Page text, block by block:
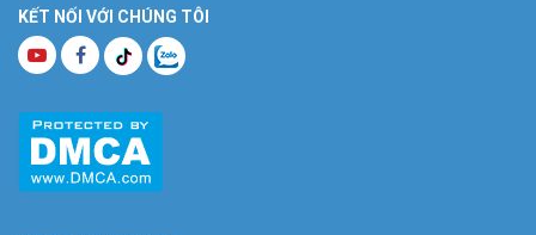
KẾT NỐI VỚI CHÚNG TÔI